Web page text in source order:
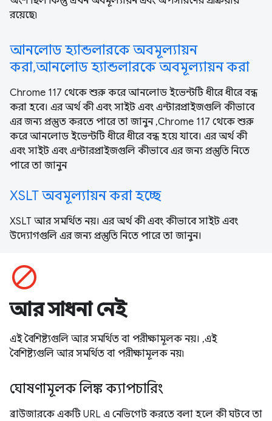
রয়েছে৷
আনলোড হ্যান্ডলারকে অবমূল্যায়ন
করা,আনলোড হ্যান্ডলারকে অবমূল্যায়ন করা
Chrome 117 থেকে শুরু করে আনলোড ইভেন্টটি ধীরে ধীরে বন্ধ
করা হবে। এর অর্থ কী এবং সাইট এবং এন্টারপ্রাইজগুলি কীভাবে
এর জন্য প্রস্তুত করতে পারে তা জানুন ,Chrome 117 থেকে শুরু
করে আনলোড ইভেন্টটি ধীরে ধীরে বন্ধ হয়ে যাবে। এর অর্থ কী
এবং সাইট এবং এন্টারপ্রাইজগুলি কীভাবে এর জন্য প্রস্তুতি নিতে
পারে তা জানুন
XSLT অবমূল্যায়ন করা হচ্ছে
XSLT আর সমর্থিত নয়। এর অর্থ কী এবং কীভাবে সাইট এবং
উদ্যোগগুলি এর জন্য প্রস্তুতি নিতে পারে তা জানুন।
block
আর সাধনা নেই
এই বৈশিষ্ট্যগুলি আর সমর্থিত বা পরীক্ষামূলক নয়। ,এই
বৈশিষ্ট্যগুলি আর সমর্থিত বা পরীক্ষামূলক নয়৷
ঘোষণামূলক লিঙ্ক ক্যাপচারিং
ব্রাউজারকে একটি URL এ নেভিগেট করতে বলা হলে কী ঘটবে তা